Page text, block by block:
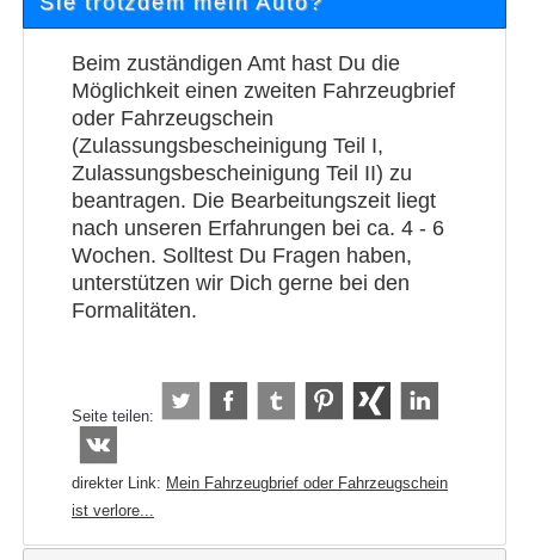
Beim zuständigen Amt hast Du die
Möglichkeit einen zweiten Fahrzeugbrief
oder Fahrzeugschein
(Zulassungsbescheinigung Teil I,
Zulassungsbescheinigung Teil II) zu
beantragen. Die Bearbeitungszeit liegt
nach unseren Erfahrungen bei ca. 4 - 6
Wochen. Solltest Du Fragen haben,
unterstützen wir Dich gerne bei den
Formalitäten.
Seite teilen:
direkter Link: Mein Fahrzeugbrief oder Fahrzeugschein
ist verlore...